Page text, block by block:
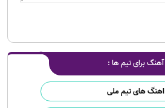
آهنگ برای تیم ها :
اهنگ های تیم ملی